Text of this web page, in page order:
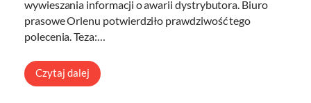
wywieszania informacji o awarii dystrybutora. Biuro
prasowe Orlenu potwierdziło prawdziwość tego
polecenia. Teza:…
Czytaj dalej